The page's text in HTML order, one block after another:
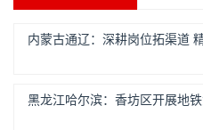
内蒙古通辽：深耕岗位拓渠道
黑龙江哈尔滨：香坊区开展地